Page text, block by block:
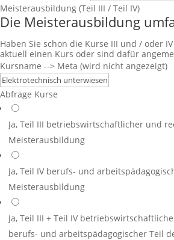
Meisterausbildung (Teil III / Teil IV)
Die Meisterausbildung
Haben Sie schon die Kurse III und / oder
aktuell einen Kurs oder sind dafür
Kursname --> Meta (wird nicht angezeigt)
Abfrage Kurse
Ja, Teil III betriebswirtschaftlicher und
Meisterausbildung
Ja, Teil IV berufs- und
Meisterausbildung
Ja, Teil III + Teil IV
berufs- und arbeitspädagogischer Teil